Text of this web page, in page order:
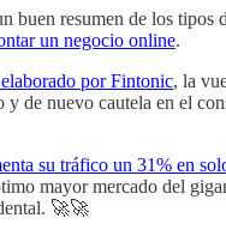
buen resumen de los tipos
un negocio online.
por Fintonic, la
y de nuevo cautela en el
su tráfico un 31% en
mayor mercado del
🚀🚀